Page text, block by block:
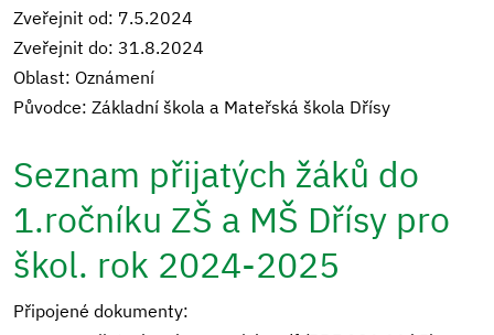
Zveřejnit od: 7.5.2024
Zveřejnit do: 31.8.2024
Oblast: Oznámení
Původce: Základní škola a Mateřská škola Dřísy
Seznam přijatých žáků do
1.ročníku ZŠ a MŠ Dřísy pro
škol. rok 2024-2025
Připojené dokumenty: